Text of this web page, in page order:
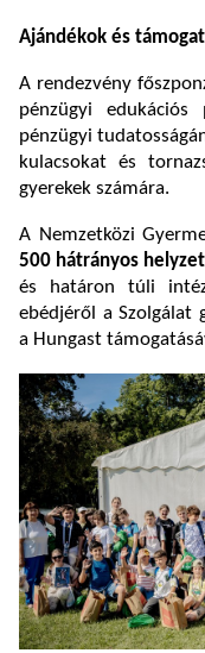
Ajándékok és
A rendezvény
pénzügyi edukációs
pénzügyi
kulacsokat és
gyerekek számára.
A Nemzetközi
500 hátrányos
és határon túli
ebédjéről a Szolgálat
a Hungast